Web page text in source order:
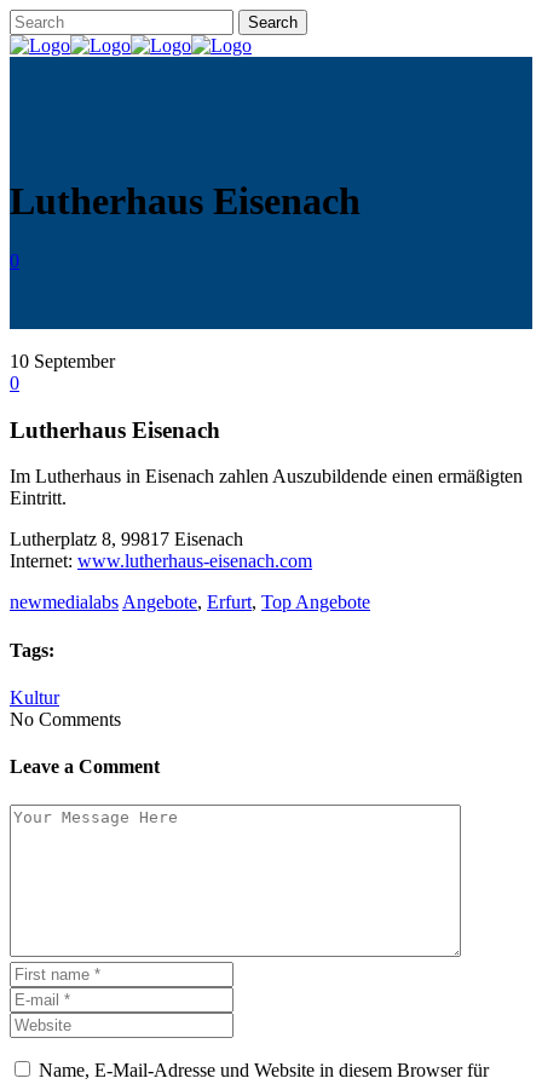
Lutherhaus Eisenach
0
10 September
0
Lutherhaus Eisenach
Im Lutherhaus in Eisenach zahlen Auszubildende einen ermäßigten
Eintritt.
Lutherplatz 8, 99817 Eisenach
Internet: www.lutherhaus-eisenach.com
newmedialabsAngebote, Erfurt, Top Angebote
Tags:
Kultur
No Comments
Leave a Comment
Name, E-Mail-Adresse und Website in diesem Browser für